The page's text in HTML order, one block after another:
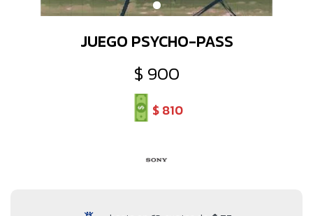
JUEGO PSYCHO-PASS
$ 900
$810